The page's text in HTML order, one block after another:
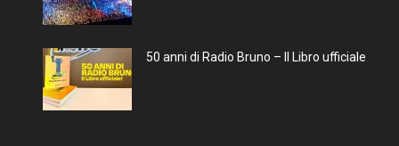
50 anni di Radio Bruno – Il Libro ufficiale